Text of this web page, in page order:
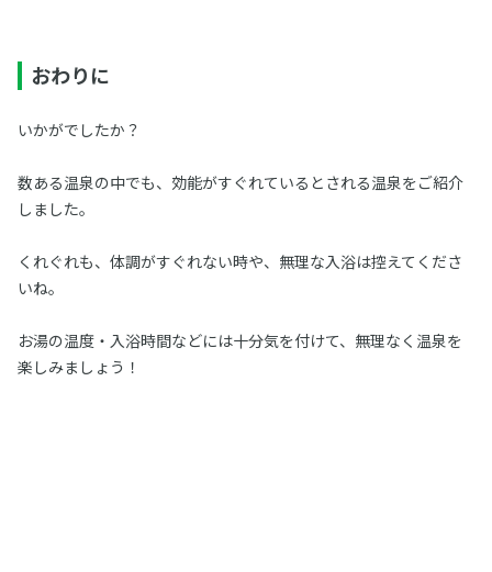
おわりに
いかがでしたか？
数ある温泉の中でも、効能がすぐれているとされる温泉をご紹介
しました。
くれぐれも、体調がすぐれない時や、無理な入浴は控えてくださ
いね。
お湯の温度・入浴時間などには十分気を付けて、無理なく温泉を
楽しみましょう！